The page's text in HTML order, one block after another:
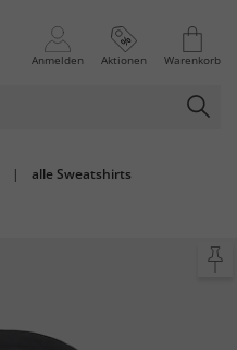
Anmelden Aktionen Warenkorb
| alle Sweatshirts